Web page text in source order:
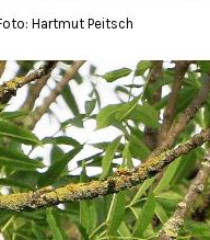
Hartmut Peitsch